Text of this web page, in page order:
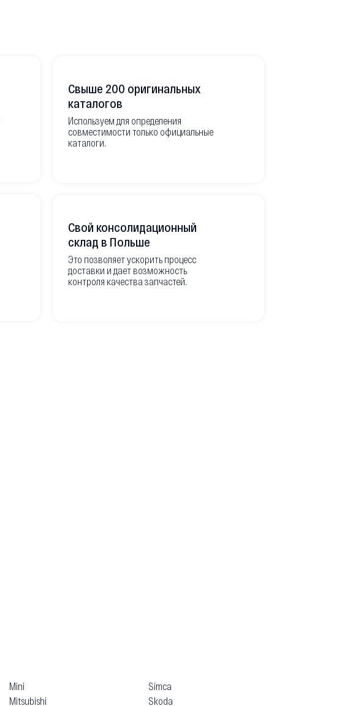
Свыше 200 оригинальных
каталогов
Используем для определения
совместимости только официальные
каталоги.
Свой консолидационный
склад в Польше
Это позволяет ускорить процесс
доставки и дает возможность
контроля качества запчастей.
Mini
Mitsubishi
Simca
Skoda